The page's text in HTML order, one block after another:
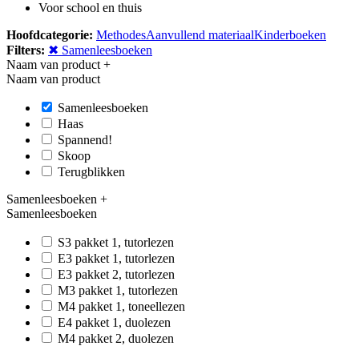
Voor school en thuis
Hoofdcategorie: MethodesAanvullend materiaalKinderboeken
Filters: ✖ Samenleesboeken
Naam van product +
Naam van product
Samenleesboeken
Haas
Spannend!
Skoop
Terugblikken
Samenleesboeken +
Samenleesboeken
S3 pakket 1, tutorlezen
E3 pakket 1, tutorlezen
E3 pakket 2, tutorlezen
M3 pakket 1, tutorlezen
M4 pakket 1, toneellezen
E4 pakket 1, duolezen
M4 pakket 2, duolezen